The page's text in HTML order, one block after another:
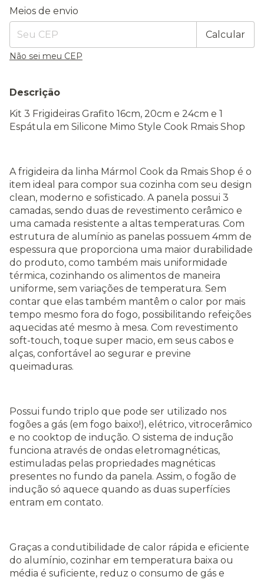
Entregas para o CEP:
Meios de envio
Calcular
Não sei meu CEP
Descrição
Kit 3 Frigideiras Grafito 16cm, 20cm e 24cm e 1
Espátula em Silicone Mimo Style Cook Rmais Shop
A frigideira da linha Mármol Cook da Rmais Shop é o
item ideal para compor sua cozinha com seu design
clean, moderno e sofisticado. A panela possui 3
camadas, sendo duas de revestimento cerâmico e
uma camada resistente a altas temperaturas. Com
estrutura de alumínio as panelas possuem 4mm de
espessura que proporciona uma maior durabilidade
do produto, como também mais uniformidade
térmica, cozinhando os alimentos de maneira
uniforme, sem variações de temperatura. Sem
contar que elas também mantêm o calor por mais
tempo mesmo fora do fogo, possibilitando refeições
aquecidas até mesmo à mesa. Com revestimento
soft-touch, toque super macio, em seus cabos e
alças, confortável ao segurar e previne
queimaduras.
Possui fundo triplo que pode ser utilizado nos
fogões a gás (em fogo baixo!), elétrico, vitrocerâmico
e no cooktop de indução. O sistema de indução
funciona através de ondas eletromagnéticas,
estimuladas pelas propriedades magnéticas
presentes no fundo da panela. Assim, o fogão de
indução só aquece quando as duas superfícies
entram em contato.
Graças a condutibilidade de calor rápida e eficiente
do alumínio, cozinhar em temperatura baixa ou
média é suficiente, reduz o consumo de gás e